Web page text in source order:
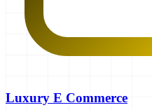
Luxury E Commerce